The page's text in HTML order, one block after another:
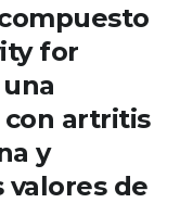
for
artritis
y
de